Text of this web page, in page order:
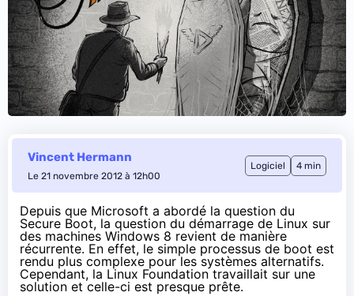
Vincent Hermann
Le 21 novembre 2012 à 12h00
Logiciel 4 min
Depuis que Microsoft a abordé la question du
Secure Boot, la question du démarrage de Linux sur
des machines Windows 8 revient de manière
récurrente. En effet, le simple processus de boot est
rendu plus complexe pour les systèmes alternatifs.
Cependant, la Linux Foundation travaillait sur une
solution et celle-ci est presque prête.